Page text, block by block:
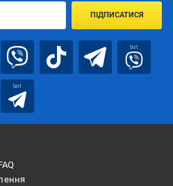
ПІДПИСАТИСЯ
bot
bot